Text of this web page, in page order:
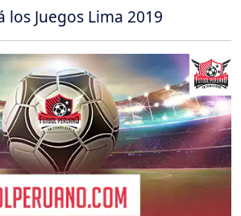
los Juegos Lima 2019